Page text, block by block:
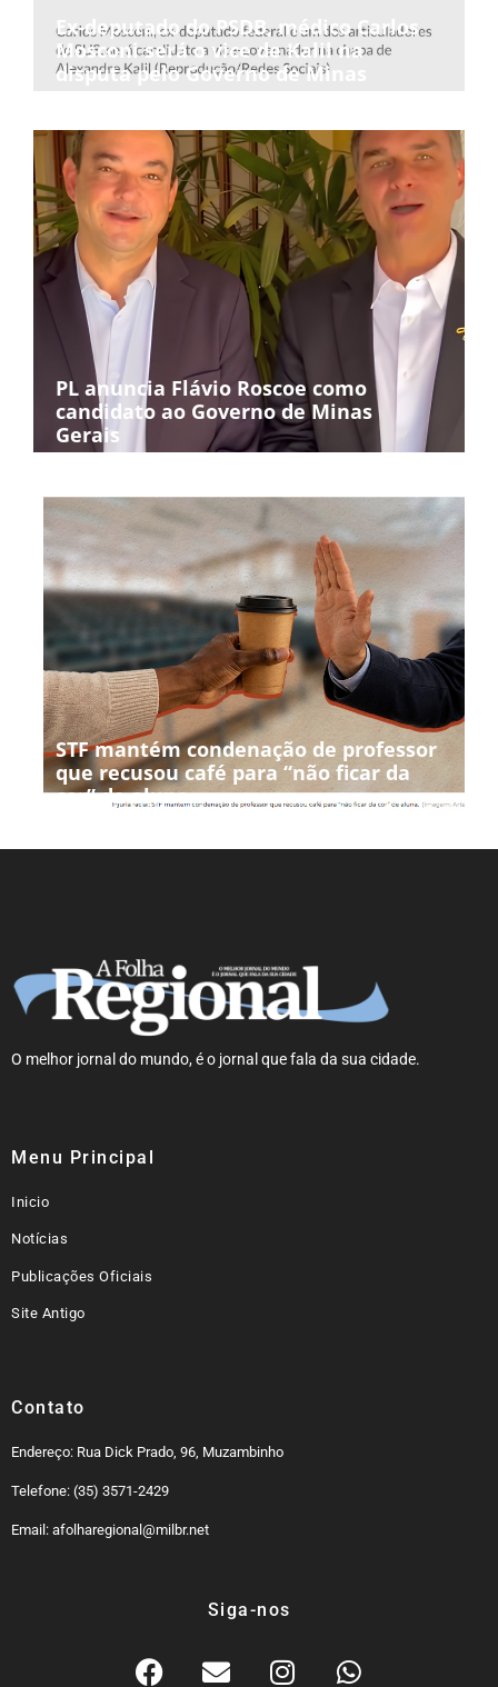
Ex-deputado do PSDB, médico Carlos
Mosconi será o vice de Kalil na
disputa pelo Governo de Minas
PL anuncia Flávio Roscoe como
candidato ao Governo de Minas
Gerais
STF mantém condenação de professor
que recusou café para “não ficar da
cor” de aluna
O melhor jornal do mundo, é o jornal que fala da sua cidade.
Menu Principal
Inicio
Notícias
Publicações Oficiais
Site Antigo
Contato
Endereço: Rua Dick Prado, 96, Muzambinho
Telefone: (35) 3571-2429
Email: afolharegional@milbr.net
Siga-nos